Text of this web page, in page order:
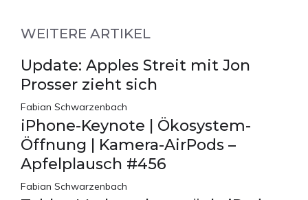
WEITERE ARTIKEL
Update: Apples Streit mit Jon
Prosser zieht sich
Fabian Schwarzenbach
iPhone-Keynote | Ökosystem-
Öffnung | Kamera-AirPods –
Apfelplausch #456
Fabian Schwarzenbach